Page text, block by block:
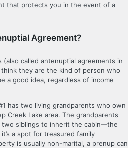
that protects you in the event of a
Agreement?
called antenuptial agreements in
think they are the kind of person who
a good idea, regardless of income
has two living grandparents who own
Creek Lake area. The grandparents
two siblings to inherit the cabin—the
a spot for treasured family
is usually non-marital, a prenup can